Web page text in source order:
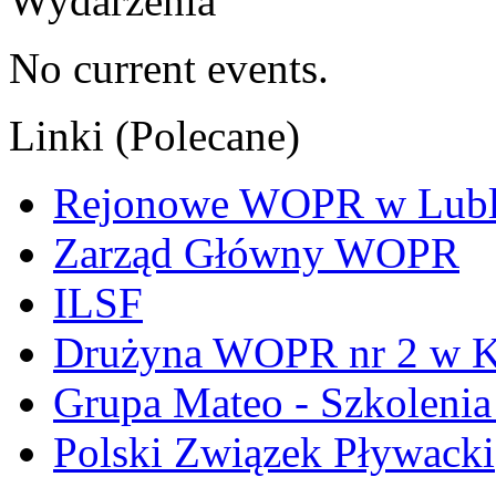
No current events.
Linki (Polecane)
Rejonowe WOPR w
Zarząd Główny WOPR
ILSF
Drużyna WOPR nr 2 w
Grupa Mateo -
Polski Związek Pływacki